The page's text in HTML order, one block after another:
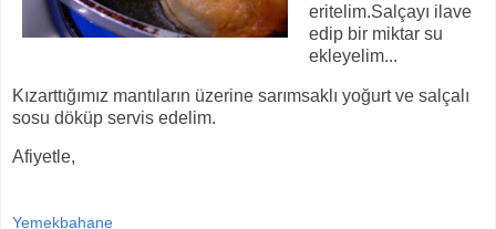
eritelim.Salçayı ilave
edip bir miktar su
ekleyelim...
Kızarttığımız mantıların üzerine sarımsaklı yoğurt ve salçalı
sosu döküp servis edelim.
Afiyetle,
Yemekbahane